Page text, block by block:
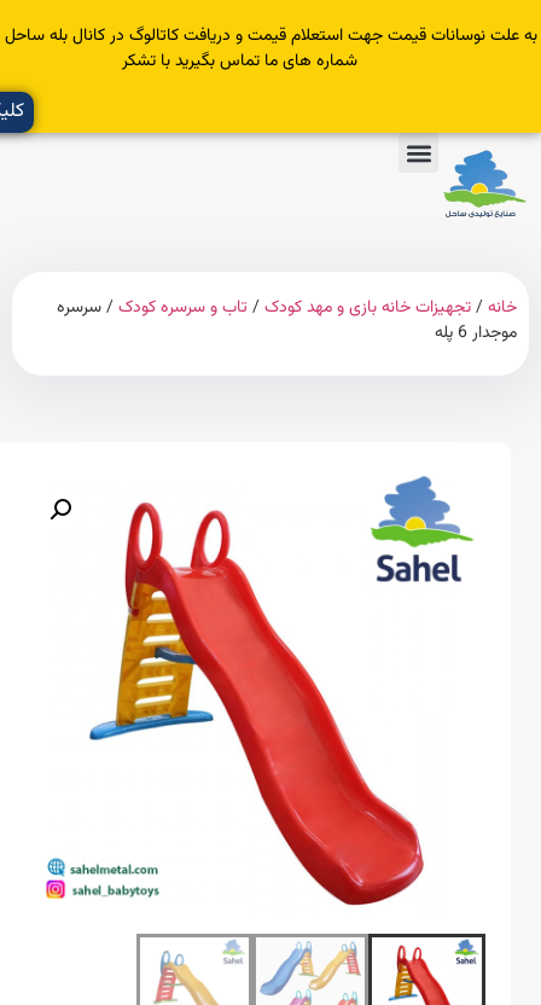
قیمت جهت استعلام قیمت و دریافت کاتالوگ در کانال بله ساحل عضو یا با
شماره های ما تماس بگیرید با تشکر
کلیک کنید
تجهیزات خانه بازی و مهد کودک/تاب و سرسره کودک/ سرسره